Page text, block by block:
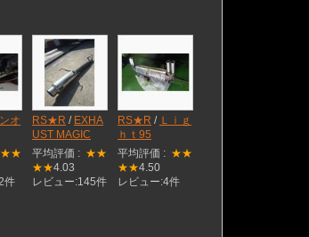
オ
★★
件
RS★R / EXHA
UST MAGIC
平均評価 : ★★
★★4.03
レビュー:145件
RS★R / Ｌｉｇ
ｈｔ95
平均評価 : ★★
★★4.50
レビュー:4件